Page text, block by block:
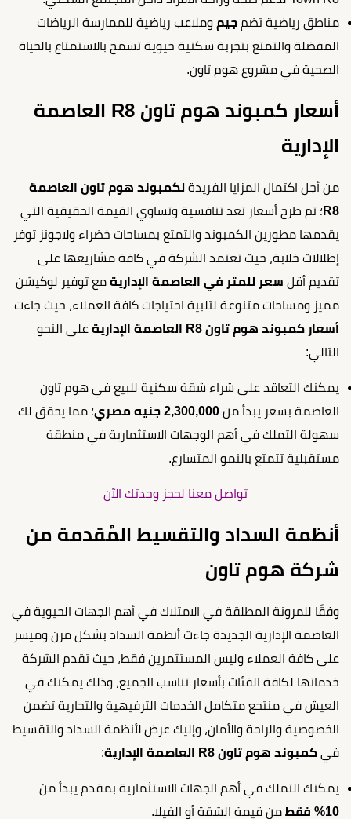
مناطق رياضية تضم جيم وملاعب رياضية للممارسة الرياضات
المفضلة والتمتع بتجربة سكنية حيوية تسمح بالاستمتاع بالحياة
الصحية في مشروع هوم تاون.
أسعار كمبوند هوم تاون R8 العاصمة
الإدارية
من أجل اكتمال المزايا الفريدة لكمبوند هوم تاون العاصمة
R8؛ تم طرح أسعار تعد تنافسية وتساوي القيمة الحقيقية التي
يقدمها مطورين الكمبوند والتمتع بمساحات خضراء ولاجونز توفر
إطلالات خلابة، حيث تعتمد الشركة في كافة مشاريعها على
تقديم أقل سعر للمتر في العاصمة الإدارية مع توفير لوكيشن
مميز ومساحات متنوعة لتلبية احتياجات كافة العملاء، حيث جاءت
أسعار كمبوند هوم تاون R8 العاصمة الإدارية
على النحو
التالي:
يمكنك التعاقد على شراء شقة سكنية للبيع في هوم تاون
العاصمة بسعر يبدأ من 2,300,000 جنيه مصري
؛ مما يحقق لك
سهولة التملك في أهم الوجهات الاستثمارية في منطقة
مستقبلية تتمتع بالنمو المتسارع.
تواصل معنا لحجز وحدتك الآن
أنظمة السداد والتقسيط المُقدمة من
شركة هوم تاون
وفقًا للمرونة المطلقة في الامتلاك في أهم الجهات الحيوية في
العاصمة الإدارية الجديدة جاءت أنظمة السداد بشكل مرن وميسر
على كافة العملاء وليس المستثمرين فقط، حيث تقدم الشركة
خدماتها لكافة الفئات بأسعار تناسب الجميع، وذلك يمكنك في
العيش في منتجع متكامل الخدمات الترفيهية والتجارية تضمن
الخصوصية والراحة والأمان، وإليك عرض لأنظمة السداد والتقسيط
في كمبوند هوم تاون R8 العاصمة الإدارية :
يمكنك التملك في أهم الجهات الاستثمارية بمقدم يبدأ من
10% فقط
من قيمة الشقة أو الفيلا.